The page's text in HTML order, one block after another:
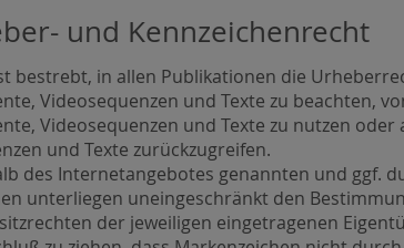
und Kennzeichenrecht
bestrebt, in allen Publikationen die
Videosequenzen und Texte zu beachten,
Videosequenzen und Texte zu nutzen
und Texte zurückzugreifen.
des Internetangebotes genannten und ggf.
unterliegen uneingeschränkt den
der jeweiligen eingetragenen